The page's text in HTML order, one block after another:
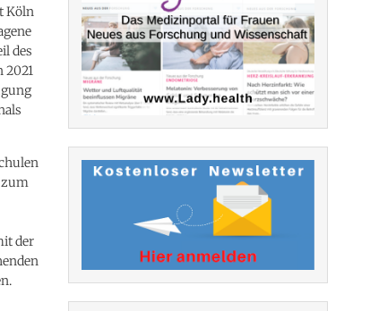
Köln
des
der